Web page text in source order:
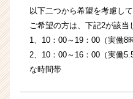
以下二つから希望を考慮し
ご希望の方は、下記2が該当
1、10：00～19：00（実働8
2、10：00～16：00（実働
な時間帯